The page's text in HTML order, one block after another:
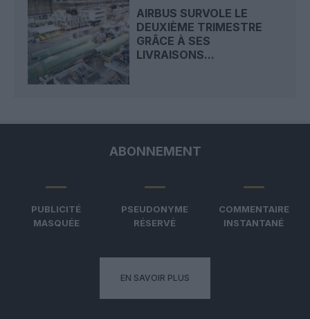
AIRBUS SURVOLE LE
DEUXIÈME TRIMESTRE
GRÂCE À SES
LIVRAISONS...
ABONNEMENT
PUBLICITÉ
MASQUÉE
PSEUDONYME
RÉSERVÉ
COMMENTAIRE
INSTANTANÉ
EN SAVOIR PLUS